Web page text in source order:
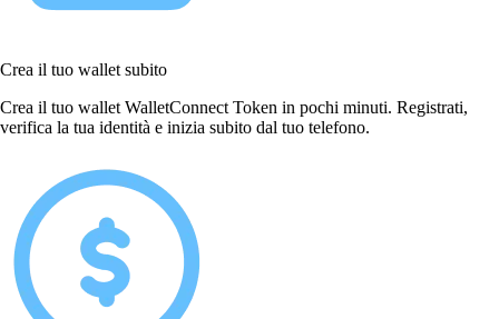
Crea il tuo wallet subito
Crea il tuo wallet WalletConnect Token in pochi minuti. Registrati,
verifica la tua identità e inizia subito dal tuo telefono.